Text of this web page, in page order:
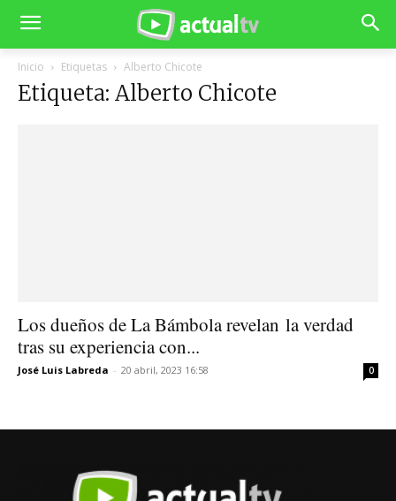
Inicio Etiquetas Alberto Chicote
Etiqueta: Alberto Chicote
Los dueños de La Bámbola revelan la verdad
tras su experiencia con...
José Luis Labreda - 20 abril, 2023 16:58 0